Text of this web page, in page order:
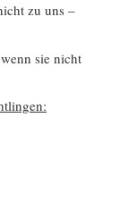
zu uns –
sie nicht